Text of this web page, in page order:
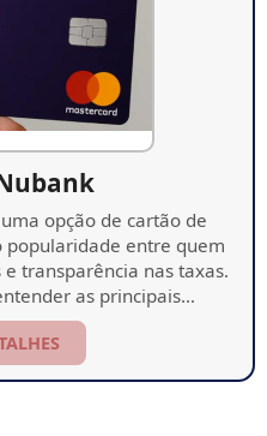
opção de cartão de
popularidade entre quem
transparência nas taxas.
as principais…